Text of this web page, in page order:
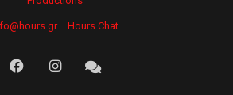
Hours Chat
FacebookInstagramHours